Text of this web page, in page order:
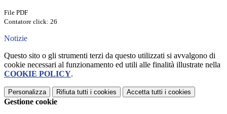
File PDF
Contatore click: 26
Notizie
Questo sito o gli strumenti terzi da questo utilizzati si avvalgono di
cookie necessari al funzionamento ed utili alle finalità illustrate nella
COOKIE POLICY.
Personalizza Rifiuta tutti i cookies Accetta tutti i cookies
Gestione cookie